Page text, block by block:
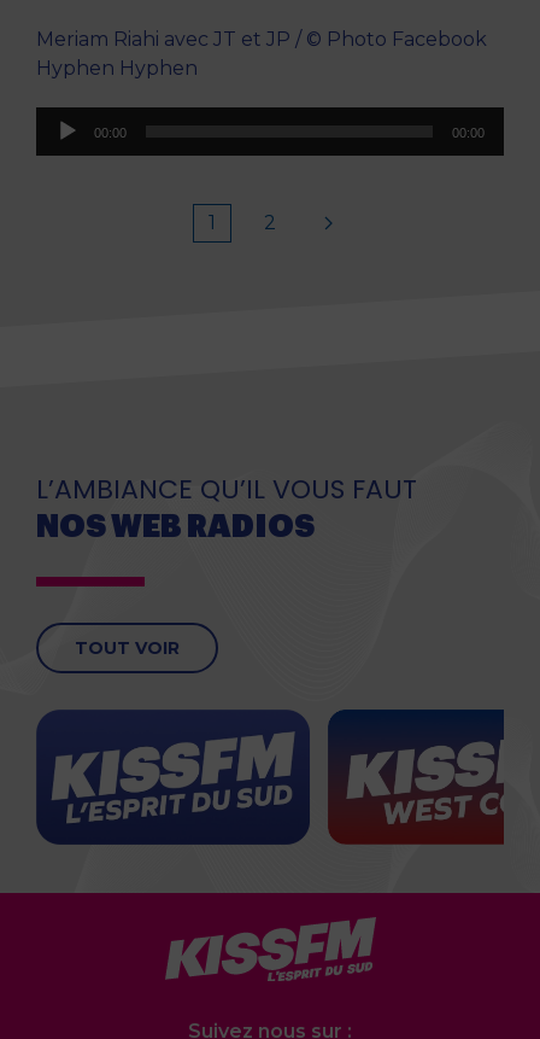
Meriam Riahi avec JT et JP / © Photo Facebook
Hyphen Hyphen
Lecteur
00:00 00:00
1 2
L’AMBIANCE QU’IL VOUS FAUT
NOS WEB RADIOS
TOUT VOIR
Suivez nous sur :